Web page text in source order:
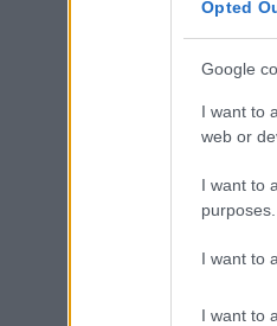
Opted
Google
I want to
web or
I want to
purposes.
I want to
I want to